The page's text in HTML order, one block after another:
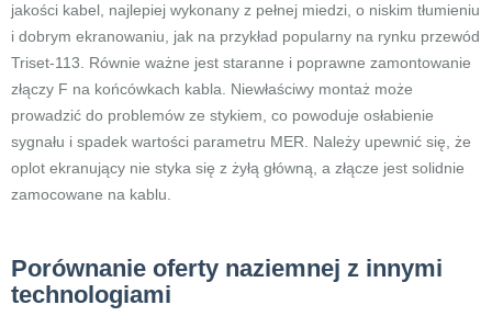
jakości kabel, najlepiej wykonany z pełnej miedzi, o niskim tłumieniu
i dobrym ekranowaniu, jak na przykład popularny na rynku przewód
Triset-113. Równie ważne jest staranne i poprawne zamontowanie
złączy F na końcówkach kabla. Niewłaściwy montaż może
prowadzić do problemów ze stykiem, co powoduje osłabienie
sygnału i spadek wartości parametru MER. Należy upewnić się, że
oplot ekranujący nie styka się z żyłą główną, a złącze jest solidnie
zamocowane na kablu.
Porównanie oferty naziemnej z innymi
technologiami